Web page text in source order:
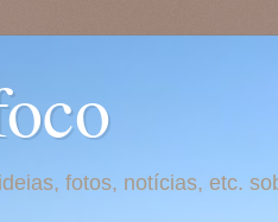
fotos, notícias, etc.